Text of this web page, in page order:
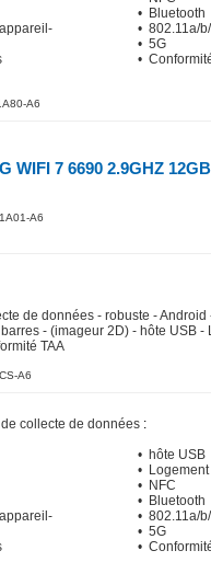
• Bluetooth
• 802.11a/
• 5G
•
A6
WIFI 7 6690 2.9GHZ
A6
de données - robuste -
- (imageur 2D) - hôte USB -
TAA
A6
collecte de données :
• hôte USB
•
• NFC
• Bluetooth
• 802.11a/
• 5G
•